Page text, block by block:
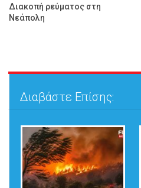
Διακοπή ρεύματος στη
Νεάπολη
Διαβάστε Επίσης: